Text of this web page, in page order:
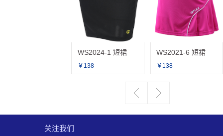
WS2024-1 短裙
￥138
WS2021-6 短裙
￥138
关注我们